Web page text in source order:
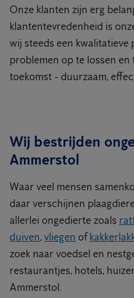
Onze klanten zijn erg
klantentevredenheid is
wij steeds een
problemen op te lossen
toekomst - duurzaam,
Wij bestrijden
Ammerstol
Waar veel mensen
daar verschijnen
allerlei ongedierte zoals
duiven,vliegen of
zoek naar voedsel en
restaurantjes, hotels,
Ammerstol.